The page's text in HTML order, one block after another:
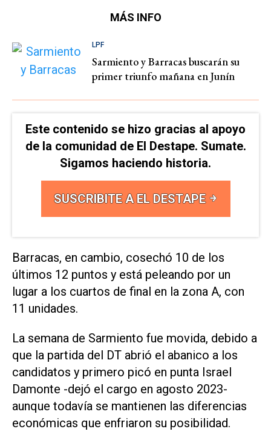
MÁS INFO
LPF
Sarmiento y Barracas buscarán su
primer triunfo mañana en Junín
Este contenido se hizo gracias al apoyo
de la comunidad de El Destape. Sumate.
Sigamos haciendo historia.
SUSCRIBITE A EL DESTAPE
Barracas, en cambio, cosechó 10 de los
últimos 12 puntos y está peleando por un
lugar a los cuartos de final en la zona A, con
11 unidades.
La semana de Sarmiento fue movida, debido a
que la partida del DT abrió el abanico a los
candidatos y primero picó en punta Israel
Damonte -dejó el cargo en agosto 2023-
aunque todavía se mantienen las diferencias
económicas que enfriaron su posibilidad.